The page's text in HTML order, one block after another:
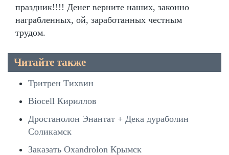
праздник!!!! Денег верните наших, законно
награбленных, ой, заработанных честным
трудом.
Читайте также
Тритрен Тихвин
Biocell Кириллов
Дростанолон Энантат + Дека дураболин
Соликамск
Заказать Oxandrolon Крымск